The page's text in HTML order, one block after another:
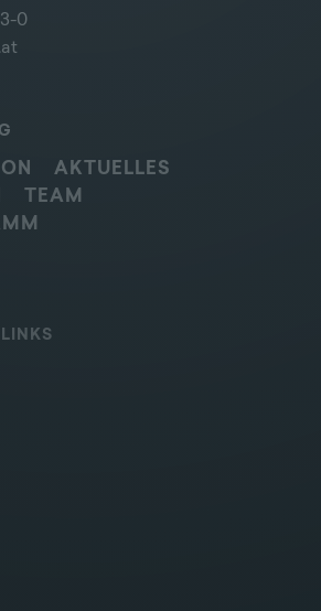
0
AKTUELLES
TEAM
finden Sie hier: